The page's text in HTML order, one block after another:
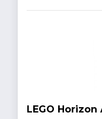
LEGO